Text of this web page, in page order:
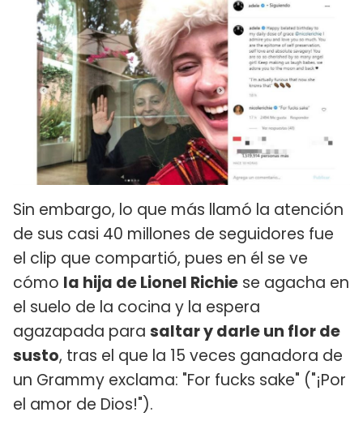
Sin embargo, lo que más llamó la atención
de sus casi 40 millones de seguidores fue
el clip que compartió, pues en él se ve
cómo la hija de Lionel Richie se agacha en
el suelo de la cocina y la espera
agazapada para saltar y darle un flor de
susto, tras el que la 15 veces ganadora de
un Grammy exclama: "For fucks sake" ("¡Por
el amor de Dios!").